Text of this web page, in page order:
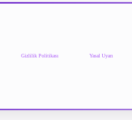
Gizlilik Politikası Yasal Uyarı